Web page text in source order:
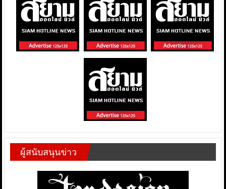
ผู้สนับสนุนข่าว